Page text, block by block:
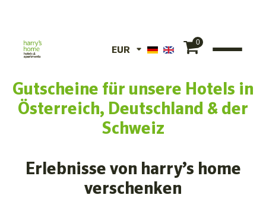
EUR
CHF
0
Gutscheine für unsere Hotels in
Österreich, Deutschland & der
Schweiz
Erlebnisse von harry’s home
verschenken